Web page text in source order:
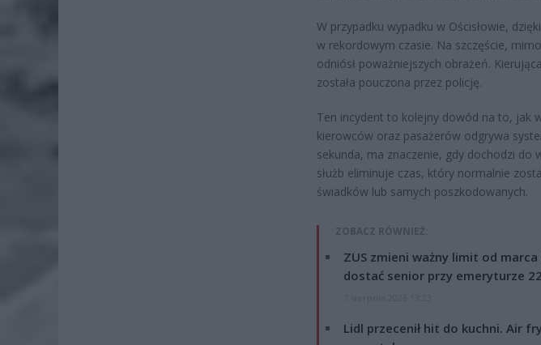
W przypadku wypadku w Ościsłowie,
w rekordowym czasie. Na szczęście,
odniósł poważniejszych obrażeń.
została pouczona przez policję.
Ten incydent to kolejny dowód na to, jak
kierowców oraz pasażerów odgrywa
sekunda, ma znaczenie, gdy dochodzi do
służb eliminuje czas, który normalnie
świadków lub samych poszkodowanych.
ZOBACZ RÓWNIEŻ:
ZUS zmieni ważny limit od
dostać senior przy emeryturze
Lidl przecenił hit do kuchni. Air